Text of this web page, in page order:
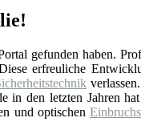
gefunden haben.
erfreuliche
in den letzten Jahren
und optischen